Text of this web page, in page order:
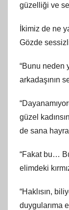
güzelliği ve
İkimiz de ne
Gözde
“Bunu neden
arkadaşının
güzel
de sana
“Fakat bu…
elimdeki
“Haklısın,
duygularıma